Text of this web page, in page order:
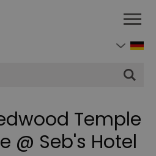
Temple
@ Seb's Hotel